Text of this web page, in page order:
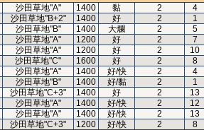
沙田草地"A" 1400 黏 2
4
沙田草地"B+2" 1400 好 2
1
沙田草地"B" 1400 大爛 2
5
沙田草地"A" 1200 好 2
7
沙田草地"A" 1200 好 2
10
沙田草地"C" 1600 好 2
8
沙田草地"A" 1400 好/快 2
4
沙田草地"B" 1400 好/黏 2
1
沙田草地"C+3" 1400 好 2
13
沙田草地"A" 1400 好/快 2
12
沙田草地"A" 1400 好/快 2
13
沙田草地"C+3" 1200 好/快 2
8